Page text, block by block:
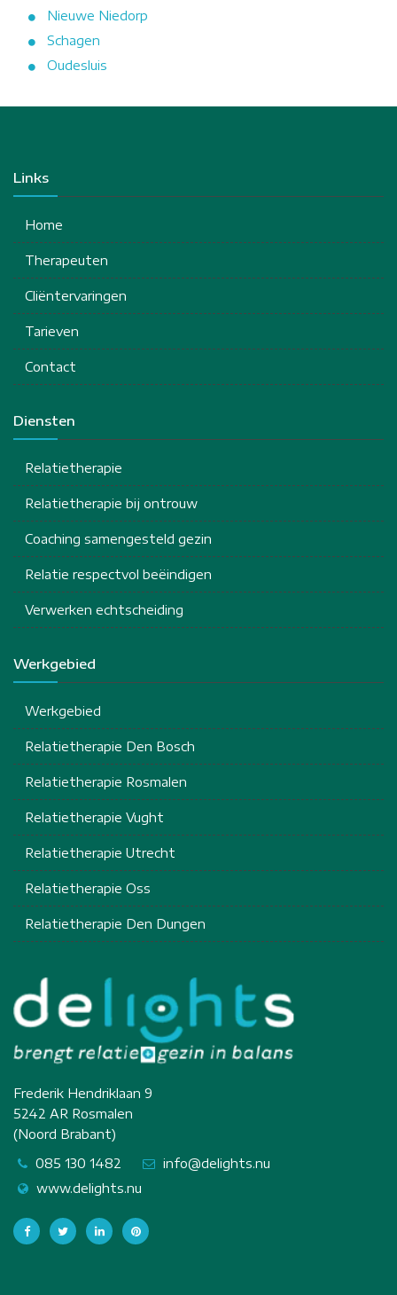
Nieuwe Niedorp
Schagen
Oudesluis
Links
Home
Therapeuten
Cliëntervaringen
Tarieven
Contact
Diensten
Relatietherapie
Relatietherapie bij ontrouw
Coaching samengesteld gezin
Relatie respectvol beëindigen
Verwerken echtscheiding
Werkgebied
Werkgebied
Relatietherapie Den Bosch
Relatietherapie Rosmalen
Relatietherapie Vught
Relatietherapie Utrecht
Relatietherapie Oss
Relatietherapie Den Dungen
Frederik Hendriklaan 9
5242 AR Rosmalen
(Noord Brabant)
085 130 1482
info@delights.nu
www.delights.nu